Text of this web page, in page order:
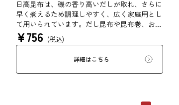
日高昆布は、磯の香り高いだしが取れ、さらに
早く煮えるため調理しやすく、広く家庭用とし
て用いられています。だし昆布や昆布巻、おで
ん、佃煮、煮締め等に最適です。
¥756 (税込)
詳細はこちら